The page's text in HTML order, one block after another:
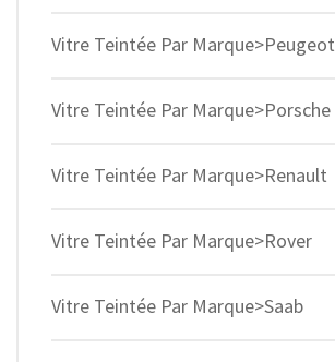
Vitre Teintée Par Marque>Peugeot
Vitre Teintée Par Marque>Porsche
Vitre Teintée Par Marque>Renault
Vitre Teintée Par Marque>Rover
Vitre Teintée Par Marque>Saab